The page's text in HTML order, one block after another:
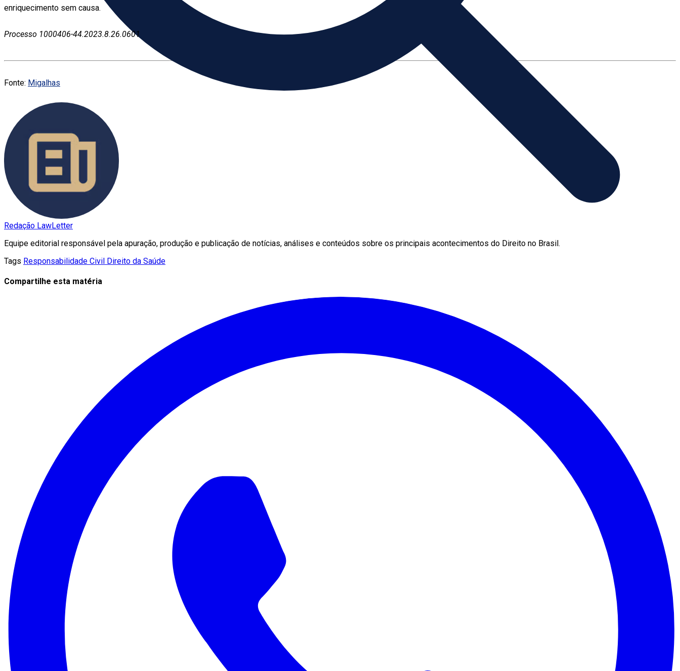
enriquecimento sem causa.
Processo 1000406-44.2023.8.26.0601
Fonte: Migalhas
Redação LawLetter
Equipe editorial responsável pela apuração, produção e publicação de notícias, análises e conteúdos sobre os principais acontecimentos do Direito no Brasil.
Tags Responsabilidade Civil Direito da Saúde
Compartilhe esta matéria